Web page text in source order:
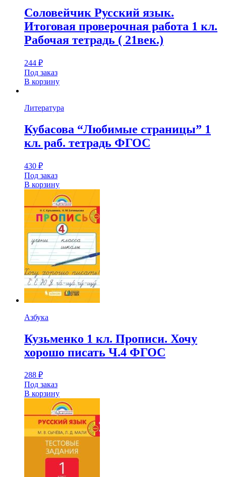
Соловейчик Русский язык.
Итоговая проверочная работа 1 кл.
Рабочая тетрадь ( 21век.)
244 ₽
Под заказ
В корзину
Литература
Кубасова “Любимые страницы” 1
кл. раб. тетрадь ФГОС
430 ₽
Под заказ
В корзину
Азбука
Кузьменко 1 кл. Прописи. Хочу
хорошо писать Ч.4 ФГОС
288 ₽
Под заказ
В корзину